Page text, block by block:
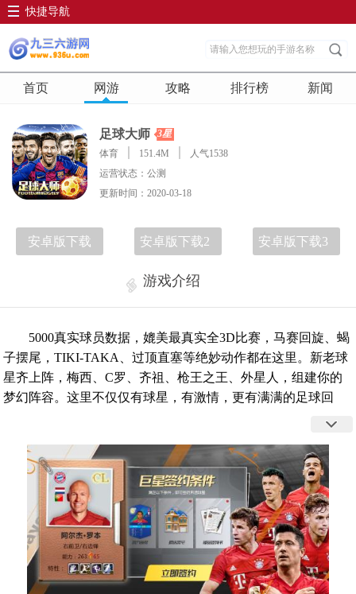
快捷导航
首页 网游 攻略 排行榜 新闻
足球大师
3星
体育
151.4M
人气1538
运营状态：公测
更新时间：2020-03-18
安卓版下载 安卓版下载2 安卓版下载3
游戏介绍
5000真实球员数据，媲美最真实全3D比赛，马赛回旋、蝎
子摆尾，TIKI-TAKA、过顶直塞等绝妙动作都在这里。新老球
星齐上阵，梅西、C罗、齐祖、枪王之王、外星人，组建你的
梦幻阵容。这里不仅仅有球星，有激情，更有满满的足球回